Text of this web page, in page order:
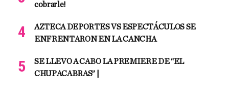
cobrarle!
AZTECA DEPORTES VS ESPECTÁCULOS SE
ENFRENTARON EN LA CANCHA
SE LLEVO A CABO LA PREMIERE DE “EL
CHUPACABRAS” |